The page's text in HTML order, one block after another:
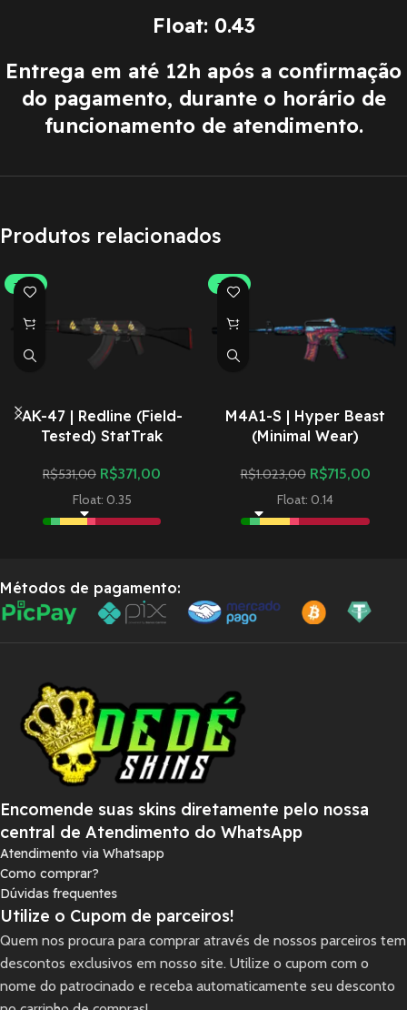
Float: 0.43
Entrega em até 12h após a confirmação
do pagamento, durante o horário de
funcionamento de atendimento.
Produtos relacionados
-30%
AK-47 | Redline (Field-
Tested) StatTrak
R$531,00 R$371,00
Float: 0.35
-30%
M4A1-S | Hyper Beast
(Minimal Wear)
R$1.023,00 R$715,00
Float: 0.14
Métodos de pagamento:
Encomende suas skins diretamente pelo nossa
central de Atendimento do WhatsApp
Atendimento via Whatsapp
Como comprar?
Dúvidas frequentes
Utilize o Cupom de parceiros!
Quem nos procura para comprar através de nossos parceiros tem
descontos exclusivos em nosso site. Utilize o cupom com o
nome do patrocinado e receba automaticamente seu desconto